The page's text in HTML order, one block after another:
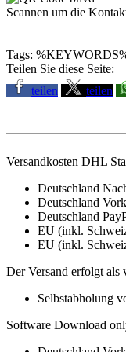
Scannen um die
Tags:
Teilen Sie diese Seite:
teilen
teilen
Versandkosten DHL
Deutschland
Deutschland
Deutschland
EU (inkl.
EU (inkl.
Der Versand erfolgt als
Selbstabholung
Software Download